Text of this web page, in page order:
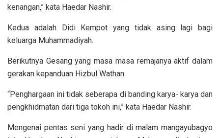
kenangan,” kata Haedar Nashir.
Kedua adalah Didi Kempot yang tidak asing lagi bagi
keluarga Muhammadiyah.
Berikutnya Gesang yang masa masa remajanya aktif dalam
gerakan kepanduan Hizbul Wathan.
“Penghargaan ini tidak seberapa di banding karya- karya dan
pengkhidmatan dari tiga tokoh ini,” kata Haedar Nashir.
Mengenai pentas seni yang hadir di malam mangayubagyo